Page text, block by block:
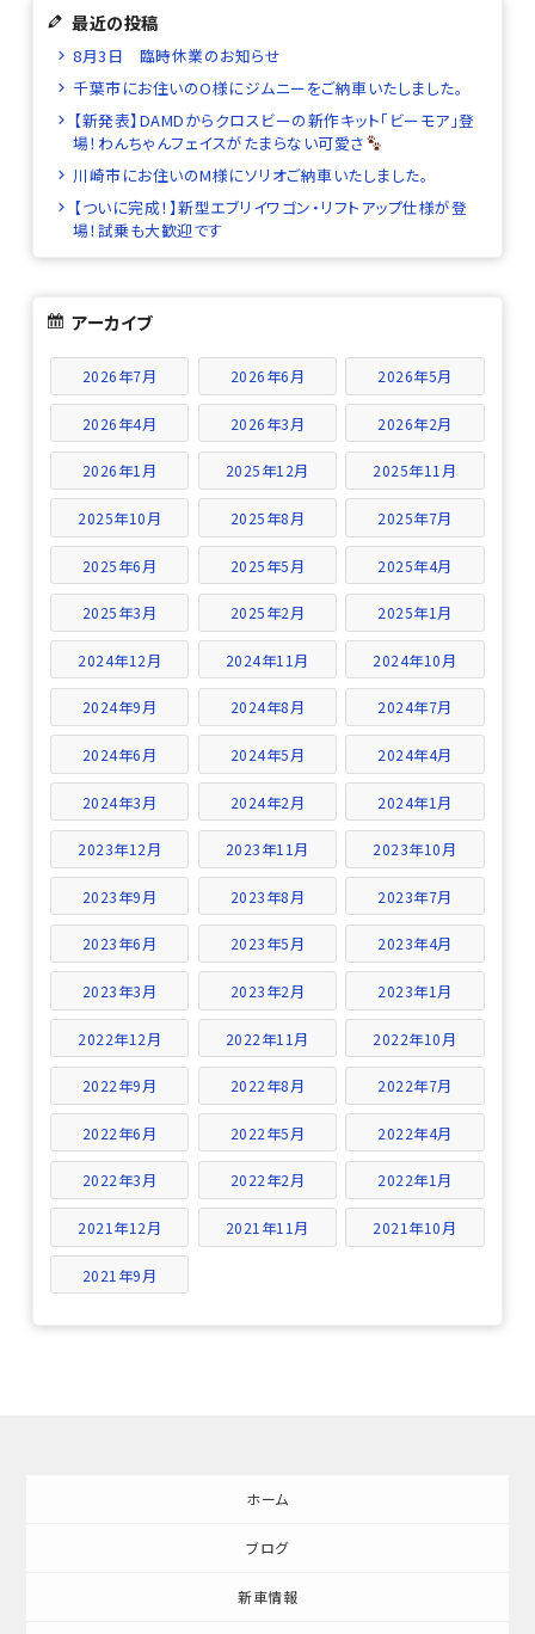
最近の投稿
8月3日 臨時休業のお知らせ
千葉市にお住いのO様にジムニーをご納車いたしました。
【新発表】DAMDからクロスビーの新作キット「ビーモア」登
場！わんちゃんフェイスがたまらない可愛さ
川崎市にお住いのM様にソリオご納車いたしました。
【ついに完成！】新型エブリイワゴン・リフトアップ仕様が登
場！試乗も大歓迎です
アーカイブ
2026年7月 2026年6月 2026年5月
2026年4月 2026年3月 2026年2月
2026年1月 2025年12月 2025年11月
2025年10月 2025年8月 2025年7月
2025年6月 2025年5月 2025年4月
2025年3月 2025年2月 2025年1月
2024年12月 2024年11月 2024年10月
2024年9月 2024年8月 2024年7月
2024年6月 2024年5月 2024年4月
2024年3月 2024年2月 2024年1月
2023年12月 2023年11月 2023年10月
2023年9月 2023年8月 2023年7月
2023年6月 2023年5月 2023年4月
2023年3月 2023年2月 2023年1月
2022年12月 2022年11月 2022年10月
2022年9月 2022年8月 2022年7月
2022年6月 2022年5月 2022年4月
2022年3月 2022年2月 2022年1月
2021年12月 2021年11月 2021年10月
2021年9月
ホーム
ブログ
新車情報